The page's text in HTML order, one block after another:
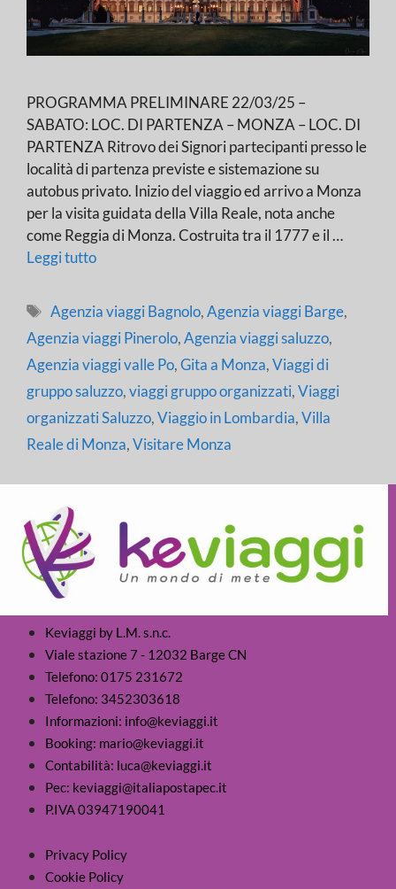
PROGRAMMA PRELIMINARE 22/03/25 –
SABATO: LOC. DI PARTENZA – MONZA – LOC. DI
PARTENZA Ritrovo dei Signori partecipanti presso le
località di partenza previste e sistemazione su
autobus privato. Inizio del viaggio ed arrivo a Monza
per la visita guidata della Villa Reale, nota anche
come Reggia di Monza. Costruita tra il 1777 e il …
Leggi tutto
Tag
Agenzia viaggi Bagnolo,Agenzia viaggi Barge,
Agenzia viaggi Pinerolo,Agenzia viaggi saluzzo,
Agenzia viaggi valle Po,Gita a Monza,Viaggi di
gruppo saluzzo,viaggi gruppo organizzati,Viaggi
organizzati Saluzzo,Viaggio in Lombardia,Villa
Reale di Monza,Visitare Monza
Keviaggi by L.M. s.n.c.
Viale stazione 7 - 12032 Barge CN
Telefono: 0175 231672
Telefono: 3452303618
Informazioni: info@keviaggi.it
Booking: mario@keviaggi.it
Contabilità: luca@keviaggi.it
Pec: keviaggi@italiapostapec.it
P.IVA 03947190041
Privacy Policy
Cookie Policy